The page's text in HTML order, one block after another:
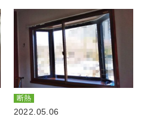
断熱
2022.05.06